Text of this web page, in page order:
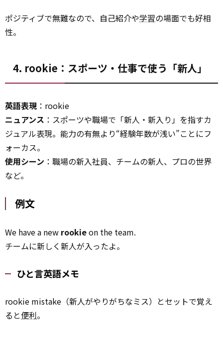
ポジティブで無難なので、自己紹介や学習の場面でも好相
性。
4. rookie：スポーツ・仕事で使う「新人」
英語表現 ：rookie
ニュアンス ：スポーツや職場で「新人・新入り」を指すカ
ジュアル表現。能力の有無より“経験年数が浅い”ことにフ
ォーカス。
使用シーン ：職場の新入社員、チームの新人、プロの世界
など。
例文
We have a new rookieon the team.
チームに新しく新人が入ったよ。
ひと言英語メモ
rookie mistake（新人がやりがちなミス）とセットで覚え
ると便利。